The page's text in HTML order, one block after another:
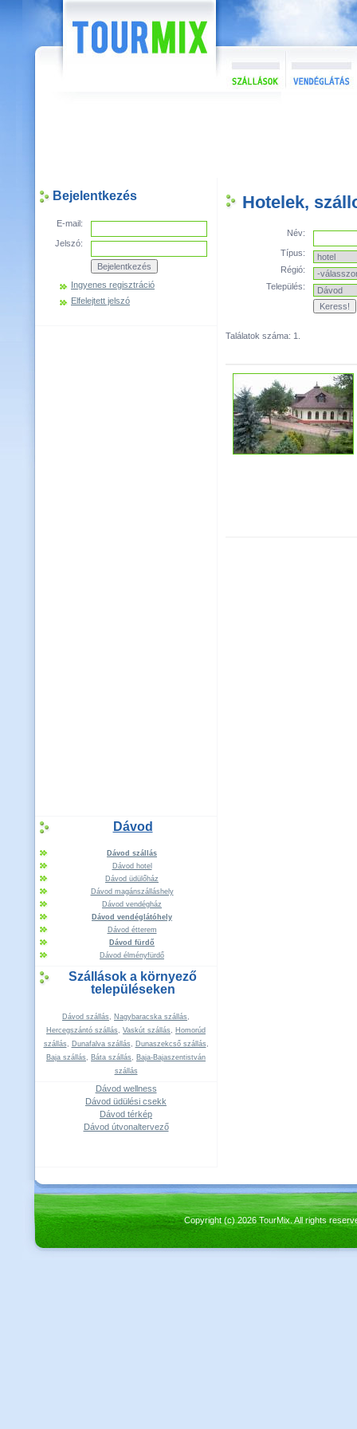
Bejelentkezés
E-mail:
Jelszó:
Ingyenes regisztráció
Elfelejtett jelszó
Dávod
Dávod szállás
Dávod hotel
Dávod üdülőház
Dávod magánszálláshely
Dávod vendégház
Dávod vendéglátóhely
Dávod étterem
Dávod fürdő
Dávod élményfürdő
Szállások a környező
településeken
Dávod szállás, Nagybaracska szállás,
Hercegszántó szállás, Vaskút szállás, Homorúd
szállás, Dunafalva szállás, Dunaszekcső szállás,
Baja szállás, Báta szállás, Baja-Bajaszentistván
szállás
Dávod wellness
Dávod üdülési csekk
Dávod térkép
Dávod útvonaltervező
Hotelek,
Név:
Típus:
Régió:
Település:
Találatok száma: 1.
Copyright (c) 2026 TourMix. All rights